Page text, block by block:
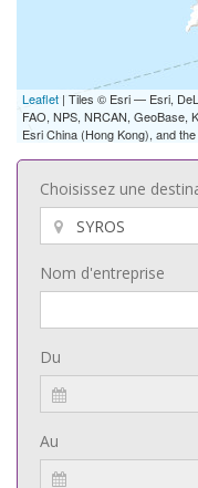
Leaflet | Tiles © Esri — Esri,
FAO, NPS, NRCAN, GeoBase,
Esri China (Hong Kong), and
Choisissez une
Nom d'entreprise
Du
Au